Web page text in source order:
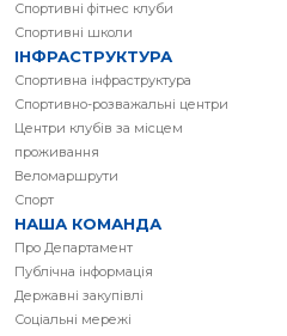
Спортивні фітнес клуби
Спортивні школи
ІНФРАСТРУКТУРА
Спортивна інфраструктура
Спортивно-розважальні центри
Центри клубів за місцем
проживання
Веломаршрути
Спорт
НАША КОМАНДА
Про Департамент
Публічна інформація
Державні закупівлі
Соціальні мережі